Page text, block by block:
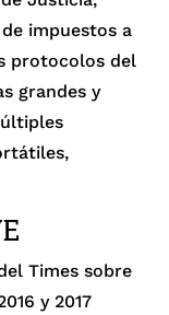
impuestos a
protocolos del
grandes y
Times sobre
y 2017